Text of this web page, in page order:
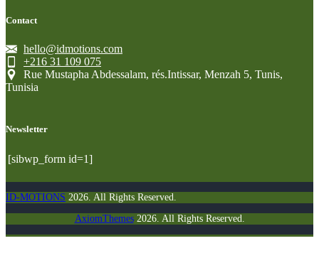
Contact
hello@idmotions.com
+216 31 109 075
Rue Mustapha Abdessalam, rés.Intissar, Menzah 5, Tunis,
Tunisia
Newsletter
[sibwp_form id=1]
ID-MOTIONS 2026. All Rights Reserved.
AxiomThemes2026. All Rights Reserved.